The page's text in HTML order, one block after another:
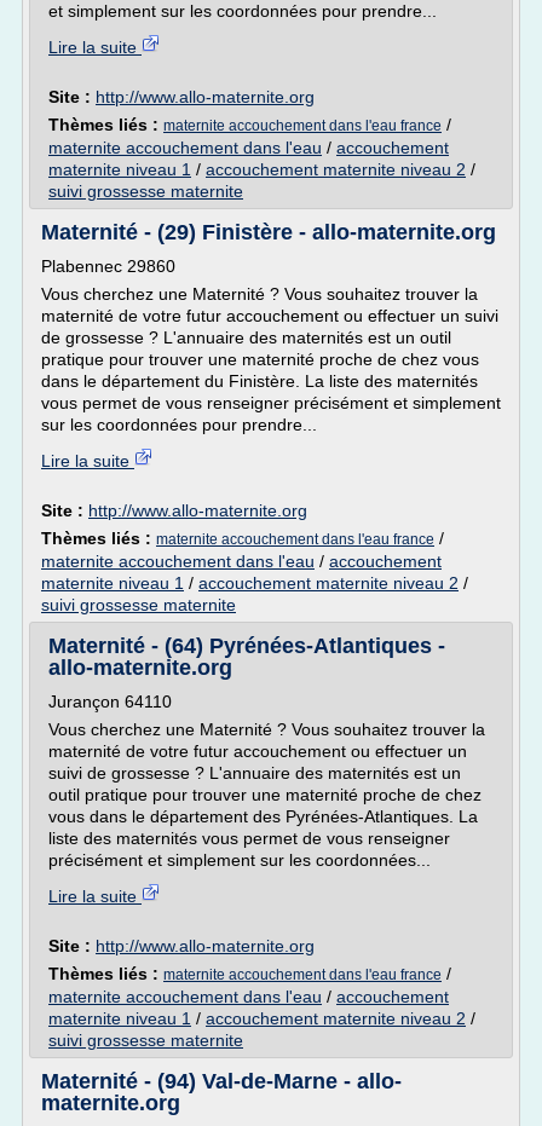
et simplement sur les coordonnées pour prendre...
Lire la suite
Site : http://www.allo-maternite.org
Thèmes liés : maternite accouchement dans l'eau france /
maternite accouchement dans l'eau / accouchement
maternite niveau 1 / accouchement maternite niveau 2 /
suivi grossesse maternite
Maternité - (29) Finistère - allo-maternite.org
Plabennec 29860
Vous cherchez une Maternité ? Vous souhaitez trouver la
maternité de votre futur accouchement ou effectuer un suivi
de grossesse ? L'annuaire des maternités est un outil
pratique pour trouver une maternité proche de chez vous
dans le département du Finistère. La liste des maternités
vous permet de vous renseigner précisément et simplement
sur les coordonnées pour prendre...
Lire la suite
Site : http://www.allo-maternite.org
Thèmes liés : maternite accouchement dans l'eau france /
maternite accouchement dans l'eau / accouchement
maternite niveau 1 / accouchement maternite niveau 2 /
suivi grossesse maternite
Maternité - (64) Pyrénées-Atlantiques -
allo-maternite.org
Jurançon 64110
Vous cherchez une Maternité ? Vous souhaitez trouver la
maternité de votre futur accouchement ou effectuer un
suivi de grossesse ? L'annuaire des maternités est un
outil pratique pour trouver une maternité proche de chez
vous dans le département des Pyrénées-Atlantiques. La
liste des maternités vous permet de vous renseigner
précisément et simplement sur les coordonnées...
Lire la suite
Site : http://www.allo-maternite.org
Thèmes liés : maternite accouchement dans l'eau france /
maternite accouchement dans l'eau / accouchement
maternite niveau 1 / accouchement maternite niveau 2 /
suivi grossesse maternite
Maternité - (94) Val-de-Marne - allo-
maternite.org